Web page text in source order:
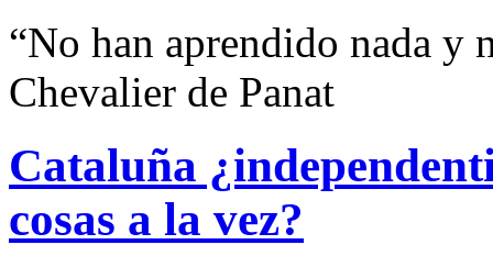
“No han aprendido nada
Chevalier de Panat
Cataluña
cosas a la vez?